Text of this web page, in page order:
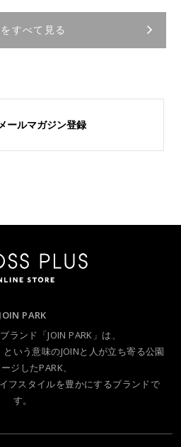
すべて見る
メールマガジン登録
JOIN PARK
ランド「JOIN PARK」は、
いう意味のJOINと人が立ち寄る公園
ジしたPARK、
フスタイルを豊かにするブランドで
す。